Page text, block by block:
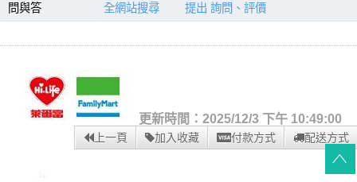
問與答 全網站搜尋 提出 詢問、評價
更新時間：2025/12/3 下午 10:49:00
上一頁 加入收藏 付款方式 配送方式